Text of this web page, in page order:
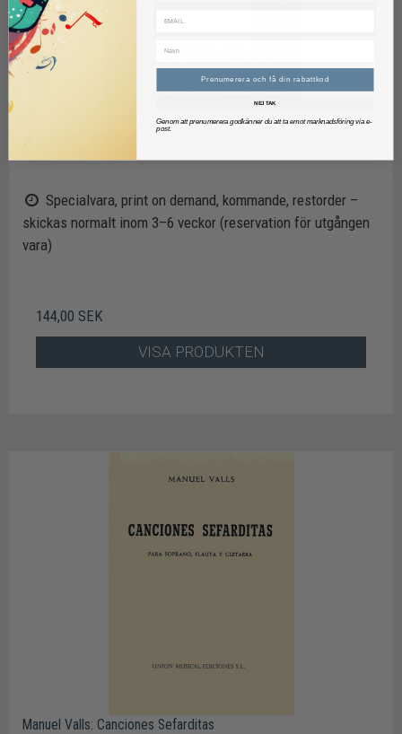
Rogelio Villar: Canciones Leonesas Vol.1
Unión Musical Ediciones
Specialvara, print on demand, kommande, restorder –
skickas normalt inom 3–6 veckor (reservation för utgången
vara)
144,00 SEK
VISA PRODUKTEN
Manuel Valls: Canciones Sefarditas
Prenumerera och få din rabattkod
NEJ TAK
Genom att prenumerera godkänner du att ta emot marknadsföring via e-
post.